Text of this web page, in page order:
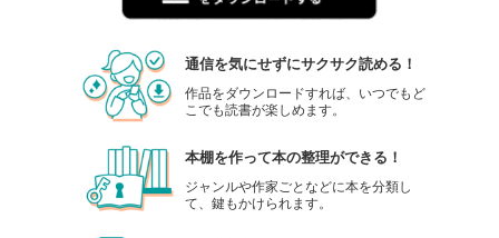
通信を気にせずにサクサク読める！
作品をダウンロードすれば、いつでもど
こでも読書が楽しめます。
本棚を作って本の整理ができる！
ジャンルや作家ごとなどに本を分類し
て、鍵もかけられます。